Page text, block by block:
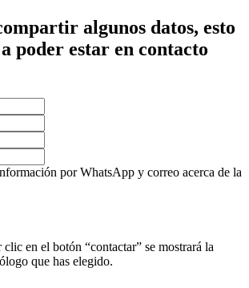
algunos datos, esto
poder estar en contacto
por WhatsApp y correo acerca de la
en el botón “contactar” se mostrará la
que has elegido.